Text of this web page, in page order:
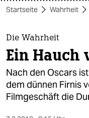
 taz
themen
politik
öko
gesellschaft
Startseite Wahrheit
Die Wahrheit
Ein Hauch
Nach den Oscars
dem dünnen Firnis
Filmgeschäft die